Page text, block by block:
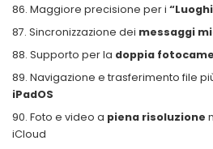
Maggiore precisione per i
Sincronizzazione dei messaggi
Supporto per la doppia
Navigazione e trasferimento file
iPadOS
Foto e video a piena risoluzione
iCloud